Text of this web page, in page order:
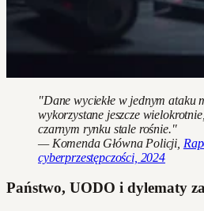
"Dane wyciekłe w jednym ataku
wykorzystane jeszcze
czarnym rynku stale rośnie."
— Komenda Główna Policji,
cyberprzestępczości, 2024
Państwo, UODO i dylematy